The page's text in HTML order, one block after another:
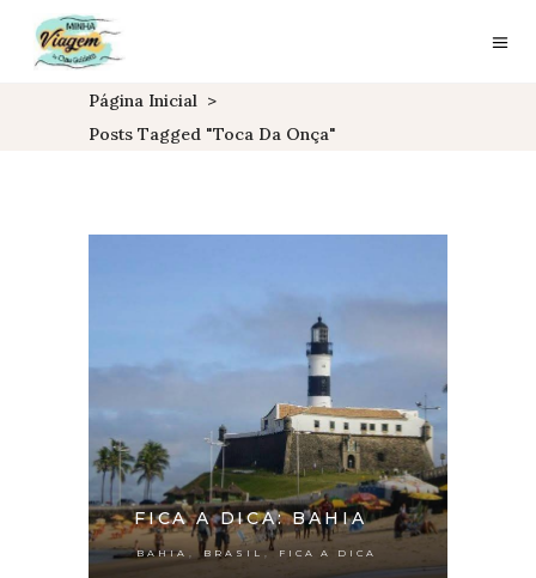
Página Inicial >
Posts Tagged "Toca Da Onça"
FICA A DICA: BAHIA
BAHIA BRASIL , FICA A DICA